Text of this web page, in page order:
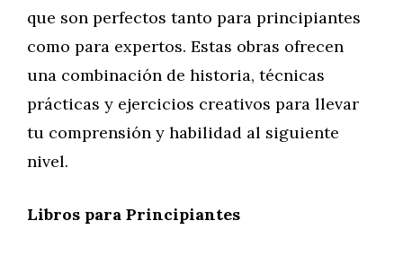
que son perfectos tanto para principiantes
como para expertos. Estas obras ofrecen
una combinación de historia, técnicas
prácticas y ejercicios creativos para llevar
tu comprensión y habilidad al siguiente
nivel.
Libros para Principiantes